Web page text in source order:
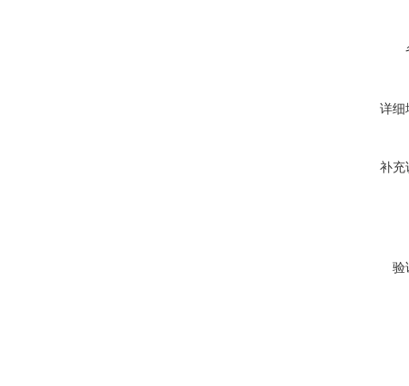
详细
补充
验